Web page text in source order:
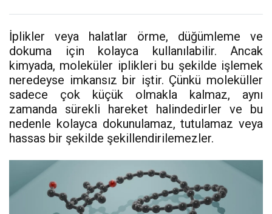
İplikler veya halatlar örme, düğümleme ve
dokuma için kolayca kullanılabilir. Ancak
kimyada, moleküler iplikleri bu şekilde işlemek
neredeyse imkansız bir iştir. Çünkü moleküller
sadece çok küçük olmakla kalmaz, aynı
zamanda sürekli hareket halindedirler ve bu
nedenle kolayca dokunulamaz, tutulamaz veya
hassas bir şekilde şekillendirilemezler.